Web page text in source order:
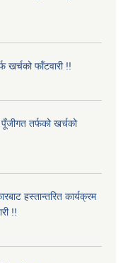
खर्चको फाँटवारी !!
तर्फको खर्चको
हस्तान्तरित कार्यक्रम
!!